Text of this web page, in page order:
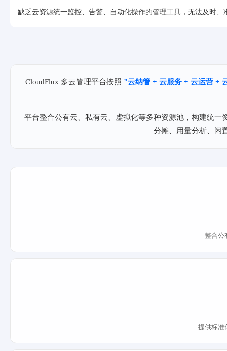
缺乏云资源统一监控、告警、自动化操作的管理工具，无法及时、
CloudFlux 多云管理平台按照 "云纳管 + 云服务 + 云运营 +
平台整合公有云、私有云、虚拟化等多种资源池，构建统
分摊、用量分析、闲
整合公
提供标准